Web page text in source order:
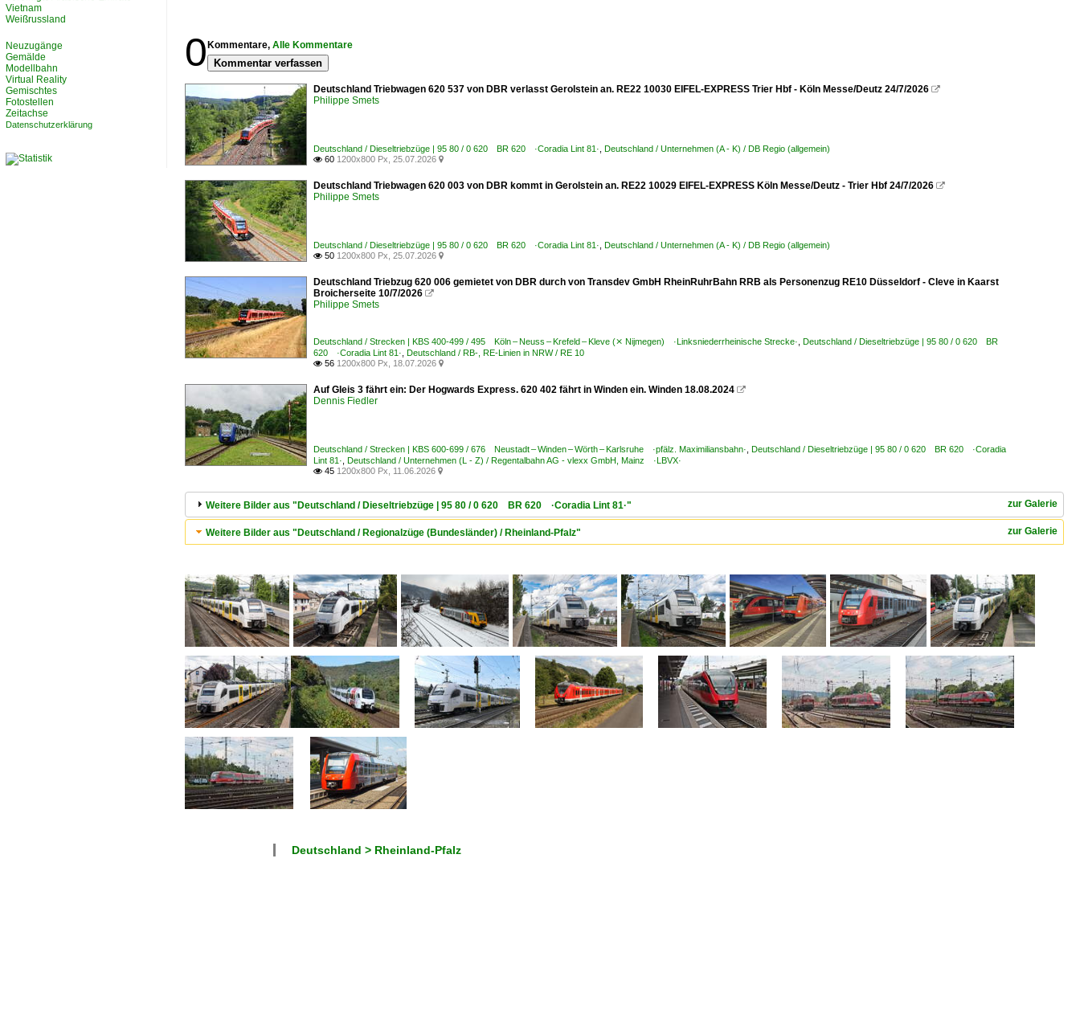
0 Kommentare, Alle Kommentare
Kommentar verfassen
Deutschland Triebwagen 620 537 von DBR verlasst Gerolstein an. RE22 10030 EIFEL-EXPRESS Trier Hbf - Köln Messe/Deutz 24/7/2026 
Philippe Smets
Deutschland / Dieseltriebzüge | 95 80 / 0 620 BR 620 ·Coradia Lint 81· Deutschland / Unternehmen (A - K) / DB Regio (allgemein)
 60 1200x800 Px, 25.07.2026 
Deutschland Triebwagen 620 003 von DBR kommt in Gerolstein an. RE22 10029 EIFEL-EXPRESS Köln Messe/Deutz - Trier Hbf 24/7/2026 
Philippe Smets
Deutschland / Dieseltriebzüge | 95 80 / 0 620 BR 620 ·Coradia Lint 81· Deutschland / Unternehmen (A - K) / DB Regio (allgemein)
 50 1200x800 Px, 25.07.2026 
Deutschland Triebzug 620 006 gemietet von DBR durch von Transdev GmbH RheinRuhrBahn RRB als Personenzug RE10 Düsseldorf - Cleve in Kaarst
Broicherseite 10/7/2026 
Philippe Smets
Deutschland / Strecken | KBS 400-499 / 495 Köln – Neuss – Krefeld – Kleve (⨯ Nijmegen) ·Linksniederrheinische Strecke· Deutschland / Dieseltriebzüge | 95 80 / 0 620 BR
620 ·Coradia Lint 81· Deutschland / RB-, RE-Linien in NRW / RE 10
 56 1200x800 Px, 18.07.2026 
Auf Gleis 3 fährt ein: Der Hogwards Express. 620 402 fährt in Winden ein. Winden 18.08.2024 
Dennis Fiedler
Deutschland / Strecken | KBS 600-699 / 676 Neustadt – Winden – Wörth – Karlsruhe ·pfälz. Maximiliansbahn· Deutschland / Dieseltriebzüge | 95 80 / 0 620 BR 620 ·Coradia
Lint 81· Deutschland / Unternehmen (L - Z) / Regentalbahn AG - vlexx GmbH, Mainz ·LBVX·
 45 1200x800 Px, 11.06.2026 
zur Galerie
Weitere Bilder aus "Deutschland / Dieseltriebzüge | 95 80 / 0 620 BR 620 ·Coradia Lint 81·"
zur Galerie
Weitere Bilder aus "Deutschland / Regionalzüge (Bundesländer) / Rheinland-Pfalz"
Deutschland > Rheinland-Pfalz
Vietnam
Weißrussland
Neuzugänge
Gemälde
Modellbahn
Virtual Reality
Gemischtes
Fotostellen
Zeitachse
Datenschutzerklärung